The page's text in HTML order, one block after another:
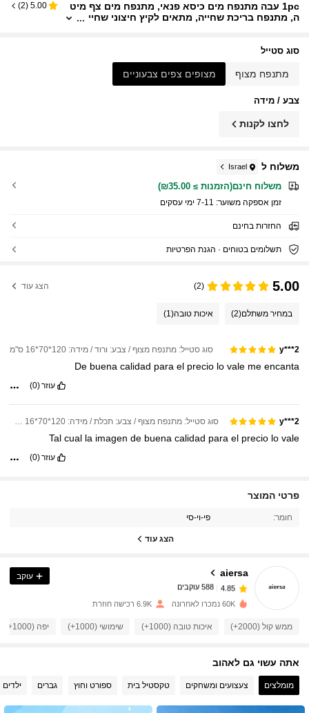
1pc עבה מתנפח מים כיסא פנאי, מתנפח מים צף מיט
ה, מתנפח בריכת שחייה, מתאים לקיץ חיצוני שחיי
5.00
(
2
)
סוג סטייל
מתנפח מצוף מצופים צפים צבעוניים
צבע / מידה
לחצו לקנות
משלוח ל Israel
משלוח חינם(הזמנות ≥ ₪35.00)
זמן אספקה ​​משוער: 7-11 ימי עסקים
החזרות בחינם
תשלומים בטוחים · הגנת הפרטיות
5.00
(2) הצג עוד
במחיר משתלם(2) איכות טובה(1)
y***2 סוג סטייל: מתנפח מצוף / צבע: ורוד / מידה: 120*70*16 ס"מ
De buena calidad para el precio lo vale me encanta
עוזר(0)
y***2 סוג סטייל: מתנפח מצוף / צבע: תכלת / מידה: 120*70*16 ס"מ
Tal cual la imagen de buena calidad para el precio lo vale
עוזר(0)
פרטי המוצר
חומר: פי-וי-סי
הצג עוד
aiersa
4.85
588 עוקבים
4.85 588 עוקבים
עוקב
60K נמכרו לאחרונה 6.9K רכישה חוזרת
ממש קול (2000+) איכות טובה (1000+) שימושי (1000+) יפה (1000+)
אתה עשוי גם לאהוב
מומלצים צעצועים ומשחקים טקסטיל בית ספורט וחוץ גברים ילדים